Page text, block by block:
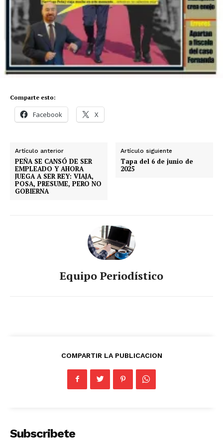
Comparte esto:
Facebook X
Artículo anterior
PEÑA SE CANSÓ DE SER
EMPLEADO Y AHORA
JUEGA A SER REY: VIAJA,
POSA, PRESUME, PERO NO
GOBIERNA
Artículo siguiente
Tapa del 6 de junio de
2025
Equipo Periodístico
COMPARTIR LA PUBLICACION
Subscribete